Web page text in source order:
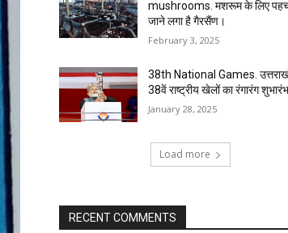
mushrooms. मशरूम के लिए
जाने लगा है गैरसैंण।
February 3, 2025
38th National Games.
38वें राष्ट्रीय खेलों का रंगारंग
January 28, 2025
Load more
RECENT COMMENTS